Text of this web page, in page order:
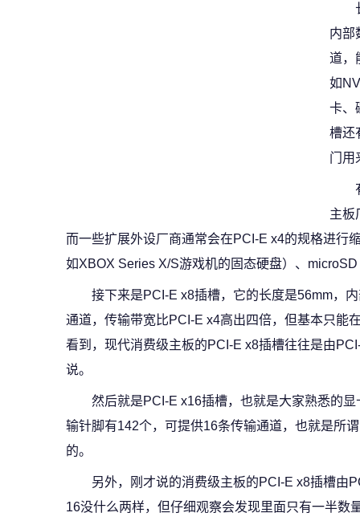
内部
道，
如
卡、
槽还
门用
主板
而一些扩展外设厂商通常会在PCI-E x4的规格进行
如XBOX Series X/S游戏机的固态硬盘）、
接下来是PCI-E x8插槽，它的长度是56mm，
通道，传输带宽比PCI-E x4高出四倍，但基本只能
看到，现代消费级主板的PCI-E x8插槽往往是由
说。
然后就是PCI-E x16插槽，也就是大家熟悉的
输针脚有142个，可提供16条传输通道，也就是所
的。
另外，刚才说的消费级主板的PCI-E x8插槽由
16没什么两样，但仔细观察会发现里面只有一半数